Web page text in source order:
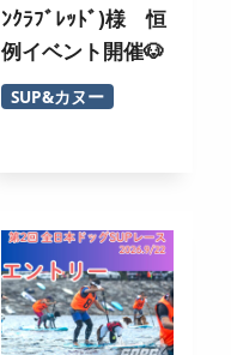
ﾝｸﾗﾌﾞﾚｯﾄﾞ)様 恒
例イベント開催🐶
SUP&カヌー